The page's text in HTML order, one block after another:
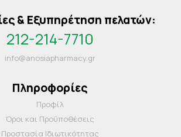
& Εξυπηρέτηση πελατών:
212-214-7710
info@anosiapharmacy.gr
Πληροφορίες
Προφίλ
Όροι και Προΰποθέσεις
Προστασία Ιδιωτικότητας